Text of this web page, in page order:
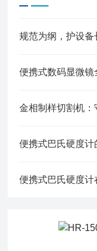
便携式数码显微
便携式巴氏硬度
便携式巴氏硬度